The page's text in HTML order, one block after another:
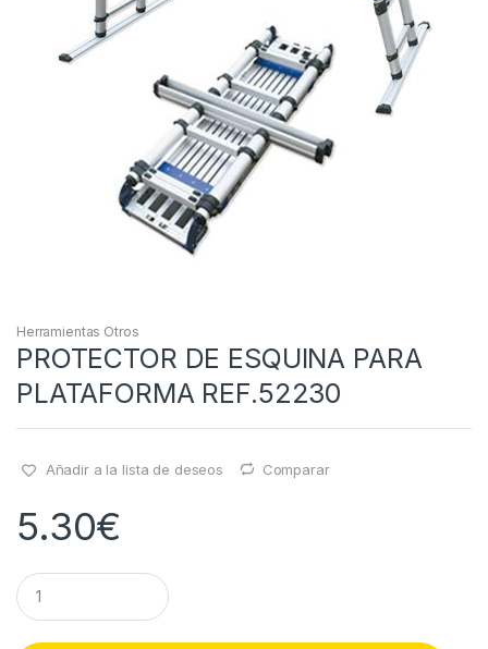
Herramientas Otros
PROTECTOR DE ESQUINA PARA
PLATAFORMA REF.52230
Añadir a la lista de deseos Comparar
5.30€
Q
u
a